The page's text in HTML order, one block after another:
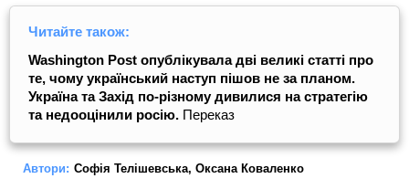
Читайте також:
Washington Post опублікувала дві великі статті про
те, чому український наступ пішов не за планом.
Україна та Захід по-різному дивилися на стратегію
та недооцінили росію. Переказ
Автори: Софія Телішевська, Оксана Коваленко